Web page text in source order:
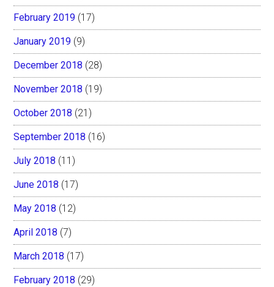
February 2019 (17)
January 2019 (9)
December 2018 (28)
November 2018 (19)
October 2018 (21)
September 2018 (16)
July 2018 (11)
June 2018 (17)
May 2018 (12)
April 2018 (7)
March 2018 (17)
February 2018 (29)